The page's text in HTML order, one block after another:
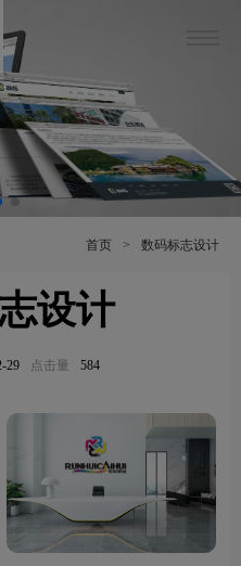
首页 > 数码标志设计
设计
29 点击量 584